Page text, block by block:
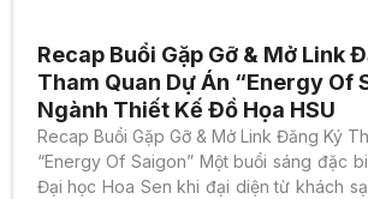
Recap Buổi Gặp Gỡ & Mở Link
Tham Quan Dự Án “Energy Of
Ngành Thiết Kế Đồ Họa HSU
Recap Buổi Gặp Gỡ & Mở Link Đăng Ký
“Energy Of Saigon” Một buổi sáng đặc
Đại học Hoa Sen khi đại diện từ khách